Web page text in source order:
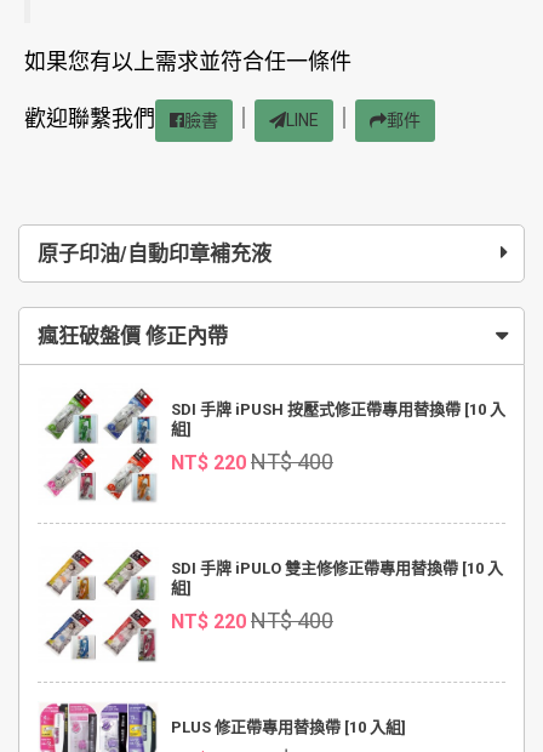
原子印油/自動印章補充液
瘋狂破盤價 修正內帶
SDI 手牌 iPUSH 按壓式修正帶專用替換帶 [10 入
組]
NT$ 220 NT$ 400
SDI 手牌 iPULO 雙主修修正帶專用替換帶 [10 入
組]
NT$ 220 NT$ 400
PLUS 修正帶專用替換帶 [10 入組]
如果您有以上需求並符合任一條件
歡迎聯繫我們 臉書 LINE 郵件